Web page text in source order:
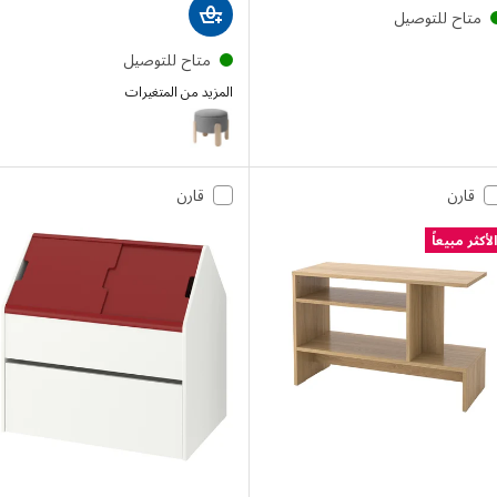
للتوصيل
متاح للتوصيل
المزيد من المتغيرات
FÖRLUNDA
قارن
مبيعاً
قارن